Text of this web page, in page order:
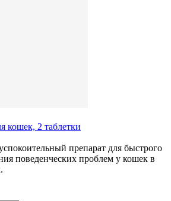
кошек, 2 таблетки
препарат для быстрого
поведенческих проблем у кошек в